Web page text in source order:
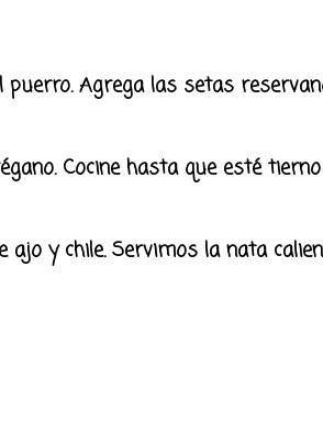
Agrega las setas
Cocine hasta que esté
y chile. Servimos la nata